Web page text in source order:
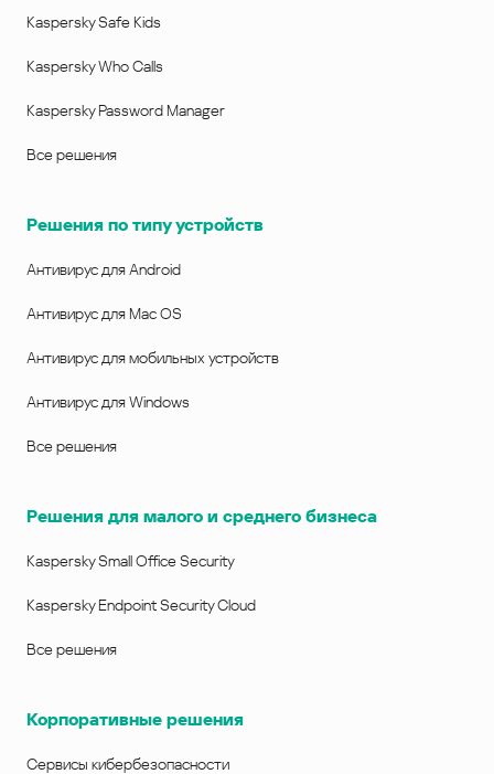
Kaspersky Safe Kids
Kaspersky Who Calls
Kaspersky Password Manager
Все решения
Решения по типу устройств
Антивирус для Android
Антивирус для Mac OS
Антивирус для мобильных устройств
Антивирус для Windows
Все решения
Решения для малого и среднего бизнеса
Kaspersky Small Office Security
Kaspersky Endpoint Security Cloud
Все решения
Корпоративные решения
Сервисы кибербезопасности